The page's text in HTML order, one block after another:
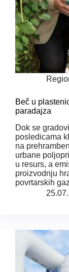
Beč u
paradajza
Dok se
posledicama
na
urbane
u resurs, a
proizvodnju
povrtarskih